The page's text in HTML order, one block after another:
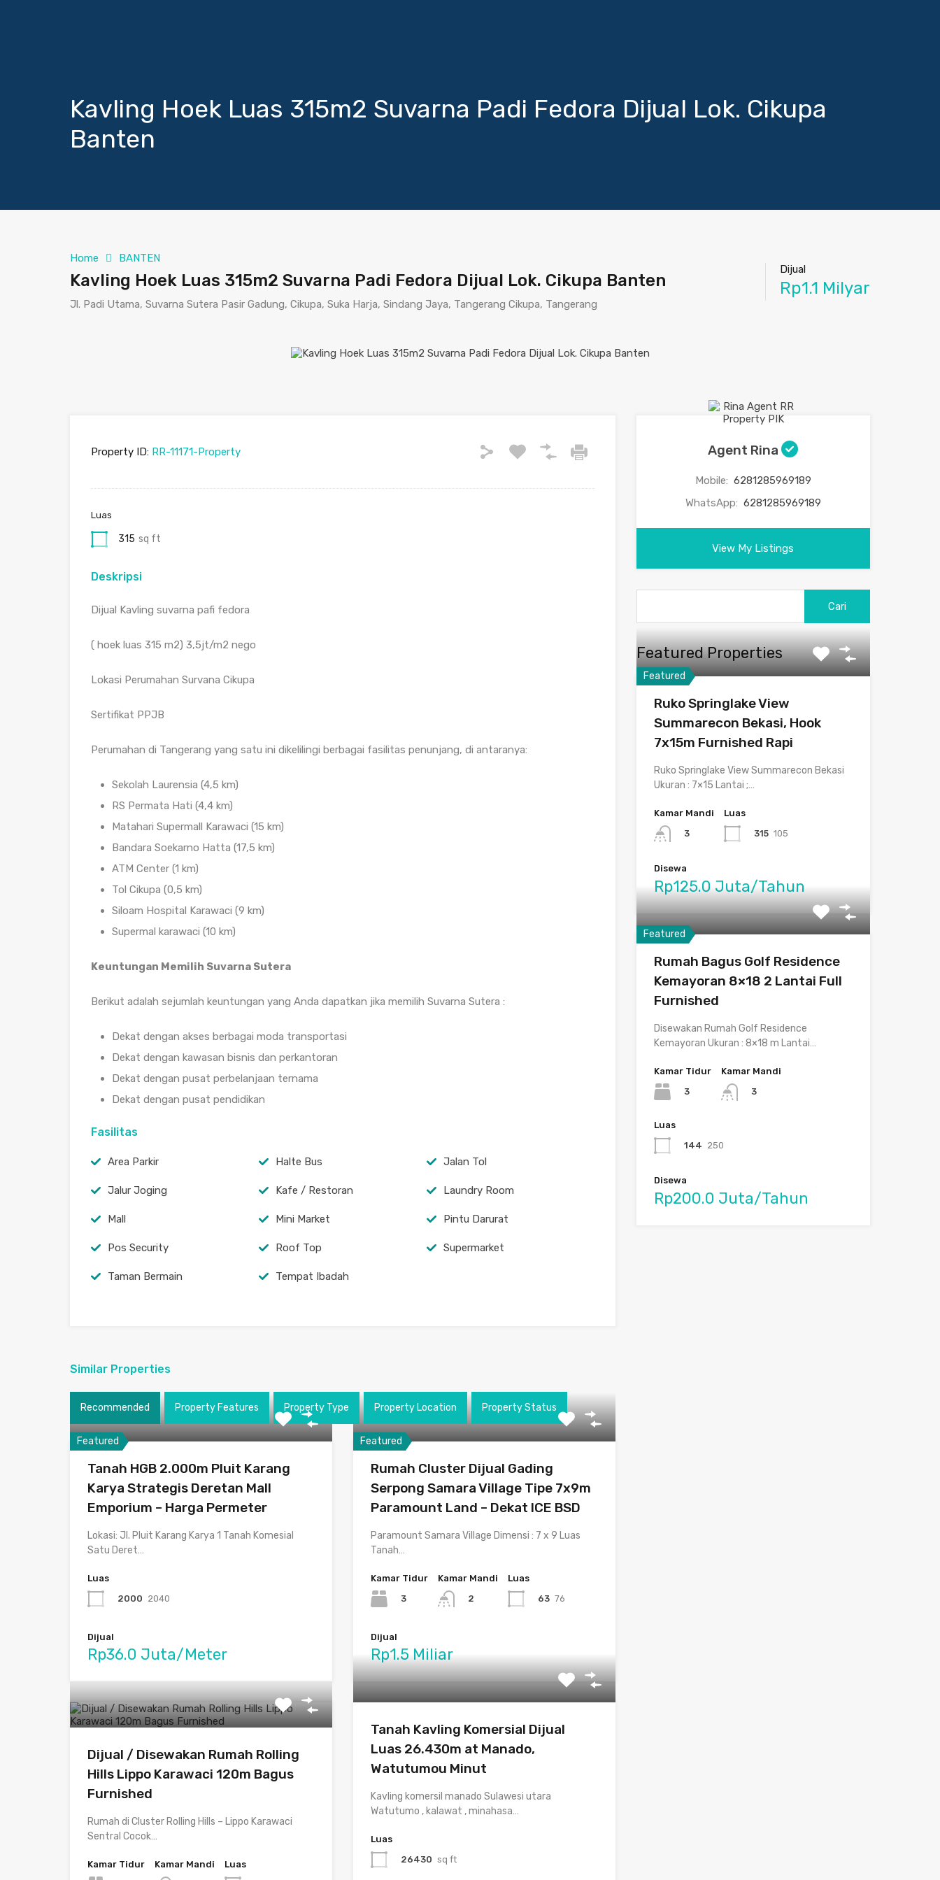
Kavling Hoek Luas 315m2 Suvarna Padi Fedora Dijual Lok. Cikupa
Banten
Home BANTEN
Kavling Hoek Luas 315m2 Suvarna Padi Fedora Dijual Lok. Cikupa Banten
Jl. Padi Utama, Suvarna Sutera Pasir Gadung, Cikupa, Suka Harja, Sindang Jaya, Tangerang Cikupa, Tangerang
Dijual
Rp1.1 Milyar
Property ID: RR-11171-Property
Luas
315 sq ft
Deskripsi
Dijual Kavling suvarna pafi fedora
( hoek luas 315 m2) 3,5jt/m2 nego
Lokasi Perumahan Survana Cikupa
Sertifikat PPJB
Perumahan di Tangerang yang satu ini dikelilingi berbagai fasilitas penunjang, di antaranya:
Sekolah Laurensia (4,5 km)
RS Permata Hati (4,4 km)
Matahari Supermall Karawaci (15 km)
Bandara Soekarno Hatta (17,5 km)
ATM Center (1 km)
Tol Cikupa (0,5 km)
Siloam Hospital Karawaci (9 km)
Supermal karawaci (10 km)
Keuntungan Memilih Suvarna Sutera
Berikut adalah sejumlah keuntungan yang Anda dapatkan jika memilih Suvarna Sutera :
Dekat dengan akses berbagai moda transportasi
Dekat dengan kawasan bisnis dan perkantoran
Dekat dengan pusat perbelanjaan ternama
Dekat dengan pusat pendidikan
Fasilitas
Area Parkir Halte Bus Jalan Tol
Jalur Joging Kafe / Restoran Laundry Room
Mall Mini Market Pintu Darurat
Pos Security Roof Top Supermarket
Taman Bermain Tempat Ibadah
Similar Properties
Recommended Property Features Property Type Property Location Property Status
Featured
Tanah HGB 2.000m Pluit Karang
Karya Strategis Deretan Mall
Emporium – Harga Permeter
Lokasi: Jl. Pluit Karang Karya 1 Tanah Komesial
Satu Deret…
Luas
2000 2040
Dijual
Rp36.0 Juta/Meter
Featured
Rumah Cluster Dijual Gading
Serpong Samara Village Tipe 7x9m
Paramount Land – Dekat ICE BSD
Paramount Samara Village Dimensi : 7 x 9 Luas
Tanah…
Kamar Tidur
3
Kamar Mandi
2
Luas
63 76
Dijual
Rp1.5 Miliar
Dijual / Disewakan Rumah Rolling
Hills Lippo Karawaci 120m Bagus
Furnished
Rumah di Cluster Rolling Hills – Lippo Karawaci
Sentral Cocok…
Kamar Tidur
Kamar Mandi
Luas
Tanah Kavling Komersial Dijual
Luas 26.430m at Manado,
Watutumou Minut
Kavling komersil manado Sulawesi utara
Watutumo , kalawat , minahasa…
Luas
26430 sq ft
Agent Rina
Mobile: 6281285969189
WhatsApp: 6281285969189
View My Listings
Featured Properties
Featured
Ruko Springlake View
Summarecon Bekasi, Hook
7x15m Furnished Rapi
Ruko Springlake View Summarecon Bekasi
Ukuran : 7×15 Lantai ;…
Kamar Mandi
3
Luas
315 105
Disewa
Rp125.0 Juta/Tahun
Featured
Rumah Bagus Golf Residence
Kemayoran 8×18 2 Lantai Full
Furnished
Disewakan Rumah Golf Residence
Kemayoran Ukuran : 8×18 m Lantai…
Kamar Tidur
3
Kamar Mandi
3
Luas
144 250
Disewa
Rp200.0 Juta/Tahun